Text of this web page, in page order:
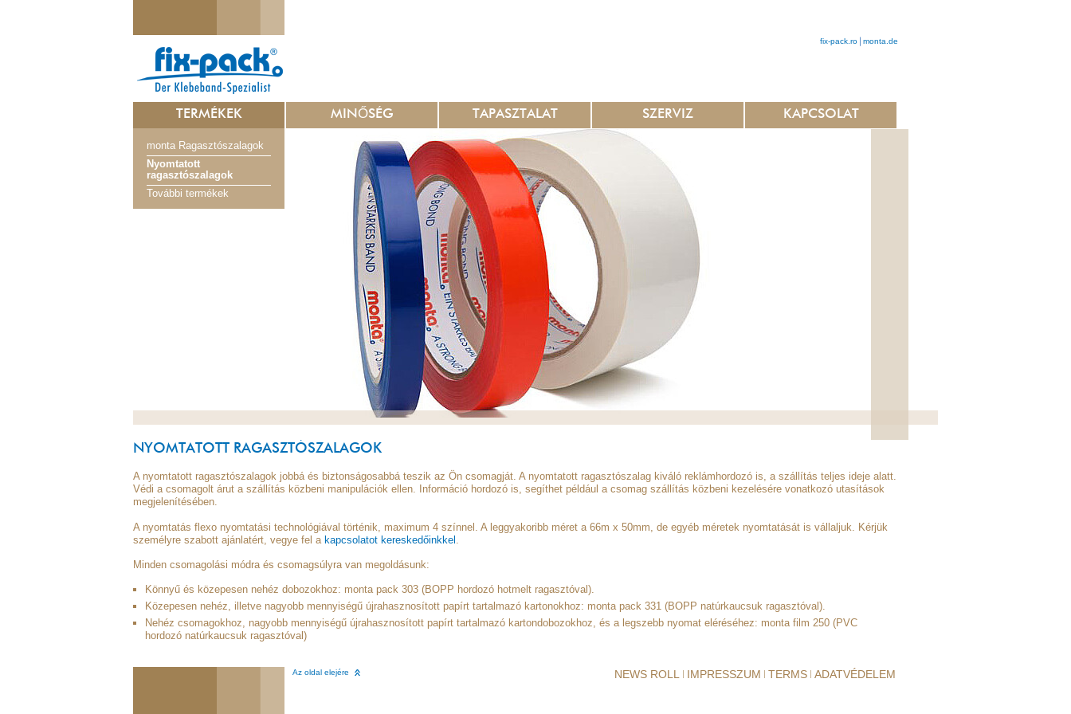
fix-pack.ro monta.de
TERMÉKEK
monta Ragasztószalagok
Nyomtatott
ragasztószalagok
További termékek
MINŐSÉG TAPASZTALAT SZERVIZ KAPCSOLAT
NYOMTATOTT RAGASZTÓSZALAGOK
A nyomtatott ragasztószalagok jobbá és biztonságosabbá teszik az Ön csomagját. A nyomtatott ragasztószalag kiváló reklámhordozó is, a szállítás teljes ideje alatt.
Védi a csomagolt árut a szállítás közbeni manipulációk ellen. Információ hordozó is, segíthet például a csomag szállítás közbeni kezelésére vonatkozó utasítások
megjelenítésében.
A nyomtatás flexo nyomtatási technológiával történik, maximum 4 színnel. A leggyakoribb méret a 66m x 50mm, de egyéb méretek nyomtatását is vállaljuk. Kérjük
személyre szabott ajánlatért, vegye fel a kapcsolatot kereskedőinkkel .
Minden csomagolási módra és csomagsúlyra van megoldásunk:
Könnyű és közepesen nehéz dobozokhoz: monta pack 303 (BOPP hordozó hotmelt ragasztóval).
Közepesen nehéz, illetve nagyobb mennyiségű újrahasznosított papírt tartalmazó kartonokhoz: monta pack 331 (BOPP natúrkaucsuk ragasztóval).
Nehéz csomagokhoz, nagyobb mennyiségű újrahasznosított papírt tartalmazó kartondobozokhoz, és a legszebb nyomat eléréséhez: monta film 250 (PVC
hordozó natúrkaucsuk ragasztóval)
Az oldal elejére NEWS ROLL IMPRESSZUM TERMS ADATVÉDELEM